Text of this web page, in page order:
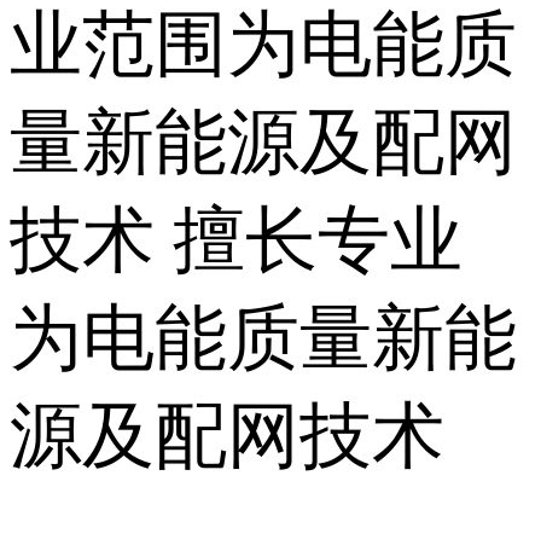
业范围为电能质
量新能源及配网
技术 擅长专业
为电能质量新能
源及配网技术